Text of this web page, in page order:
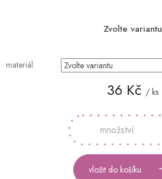
36 Kč / ks
cena:
Zvolte variantu
materiál
vložit do košíku